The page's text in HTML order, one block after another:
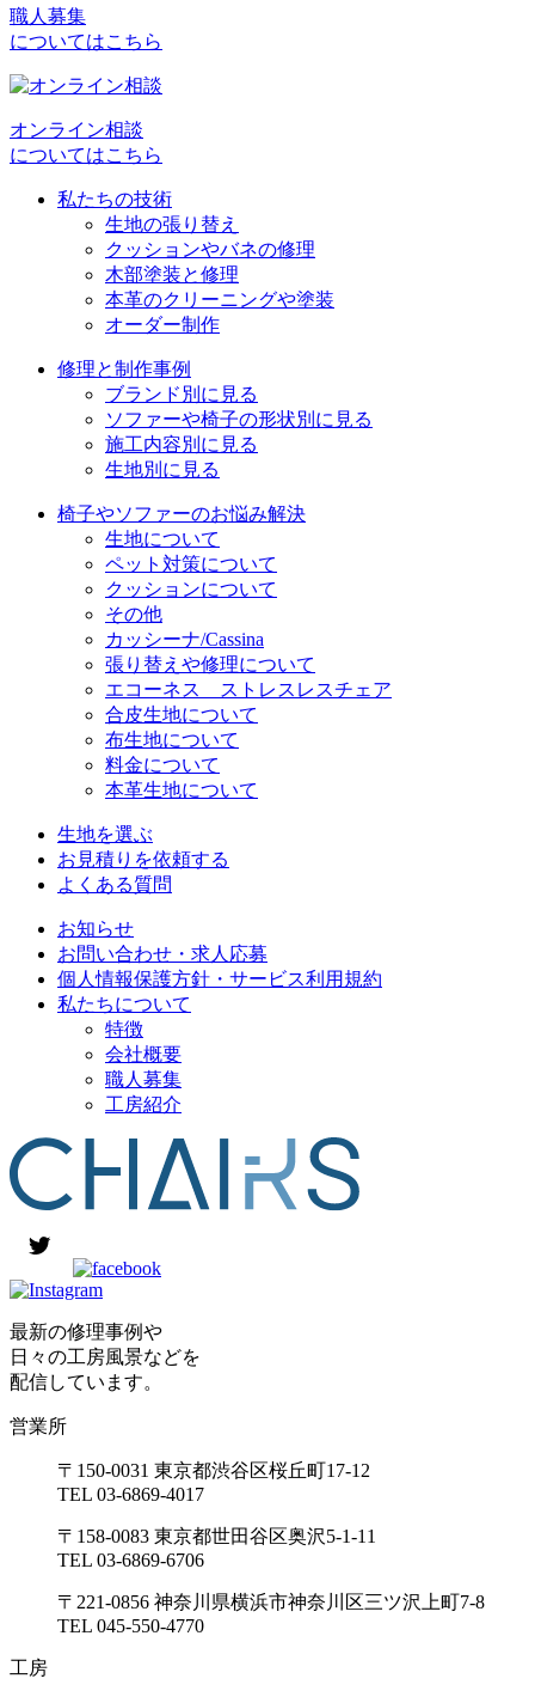
ビ
ゲ
ー
シ
ョ
職人募集
についてはこちら
オンライン相談
についてはこちら
私たちの技術
生地の張り替え
クッションやバネの修理
木部塗装と修理
本革のクリーニングや塗装
オーダー制作
修理と制作事例
ブランド別に見る
ソファーや椅子の形状別に見る
施工内容別に見る
生地別に見る
椅子やソファーのお悩み解決
生地について
ペット対策について
クッションについて
その他
カッシーナ/Cassina
張り替えや修理について
エコーネス ストレスレスチェア
合皮生地について
布生地について
料金について
本革生地について
生地を選ぶ
お見積りを依頼する
よくある質問
お知らせ
お問い合わせ・求人応募
個人情報保護方針・サービス利用規約
私たちについて
特徴
会社概要
職人募集
工房紹介
最新の修理事例や
日々の工房風景などを
配信しています。
営業所
〒150-0031 東京都渋谷区桜丘町17-12
TEL 03-6869-4017
〒158-0083 東京都世田谷区奥沢5-1-11
TEL 03-6869-6706
〒221-0856 神奈川県横浜市神奈川区三ツ沢上町7-8
TEL 045-550-4770
工房